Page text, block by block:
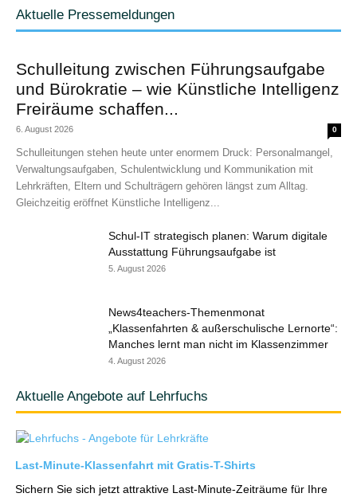
Aktuelle Pressemeldungen
Schulleitung zwischen Führungsaufgabe
und Bürokratie – wie Künstliche Intelligenz
Freiräume schaffen...
6. August 2026 0
Schulleitungen stehen heute unter enormem Druck: Personalmangel,
Verwaltungsaufgaben, Schulentwicklung und Kommunikation mit
Lehrkräften, Eltern und Schulträgern gehören längst zum Alltag.
Gleichzeitig eröffnet Künstliche Intelligenz...
Schul-IT strategisch planen: Warum digitale
Ausstattung Führungsaufgabe ist
5. August 2026
News4teachers-Themenmonat
„Klassenfahrten & außerschulische Lernorte“:
Manches lernt man nicht im Klassenzimmer
4. August 2026
Aktuelle Angebote auf Lehrfuchs
Last-Minute-Klassenfahrt mit Gratis-T-Shirts
Sichern Sie sich jetzt attraktive Last-Minute-Zeiträume für Ihre